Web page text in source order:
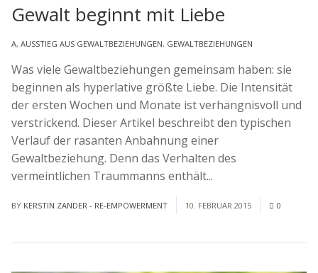
A, AUSSTIEG AUS GEWALTBEZIEHUNGEN, GEWALTBEZIEHUNGEN
Gewalt beginnt mit Liebe
Was viele Gewaltbeziehungen gemeinsam haben: sie
beginnen als hyperlative größte Liebe. Die Intensität
der ersten Wochen und Monate ist verhängnisvoll und
verstrickend. Dieser Artikel beschreibt den typischen
Verlauf der rasanten Anbahnung einer
Gewaltbeziehung. Denn das Verhalten des
vermeintlichen Traummanns enthält...
BY KERSTIN ZANDER - RE-EMPOWERMENT 10. FEBRUAR 2015 0